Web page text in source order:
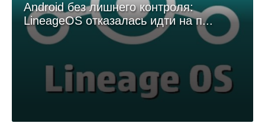
Android без лишнего контроля:
LineageOS отказалась идти на п...